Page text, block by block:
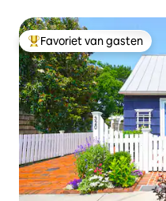
Topfavoriet van gasten
Favoriet van gasten